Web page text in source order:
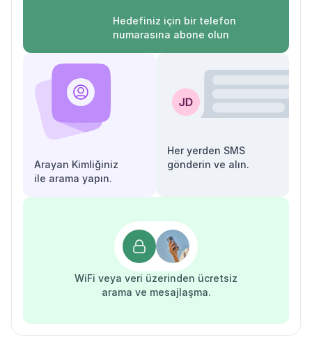
Hedefiniz için bir telefon
numarasına abone olun
Arayan Kimliğiniz
ile arama yapın.
Her yerden SMS
gönderin ve alın.
WiFi veya veri üzerinden ücretsiz
arama ve mesajlaşma.